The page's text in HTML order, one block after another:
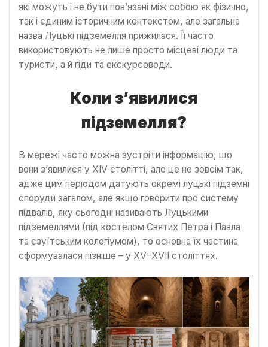
які можуть і не бути пов’язані між собою як фізично,
так і єдиним історичним контекстом, але загальна
назва Луцькі підземелля прижилася. Її часто
використовують не лише просто місцеві люди та
туристи, а й гіди та екскурсоводи.
Коли з’явилися
підземелля?
В мережі часто можна зустріти інформацію, що
вони з’явилися у XIV столітті, але це не зовсім так,
адже цим періодом датують окремі луцькі підземні
споруди загалом, але якщо говорити про систему
підвалів, яку сьогодні називають Луцькими
підземеллями (під костелом Святих Петра і Павла
та єзуїтським колегіумом), то основна їх частина
сформувалася пізніше – у XV–XVII століттях.